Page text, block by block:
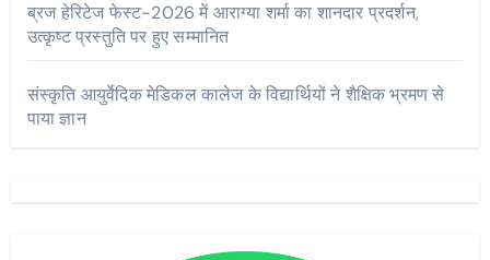
ब्रज हेरिटेज फेस्ट-2026 में आराग्या शर्मा का शानदार प्रदर्शन,
उत्कृष्ट प्रस्तुति पर हुए सम्मानित
संस्कृति आयुर्वेदिक मेडिकल कालेज के विद्यार्थियों ने शैक्षिक भ्रमण से
पाया ज्ञान